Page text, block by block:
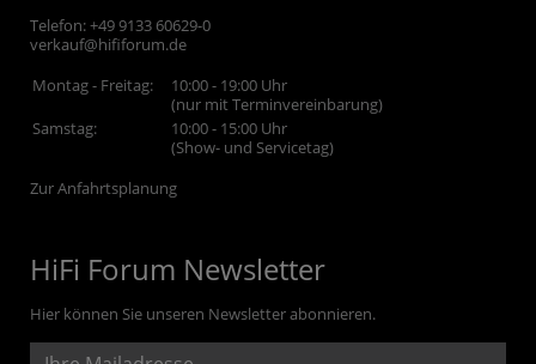
Telefon:+49 9133 60629-0
verkauf@hififorum.de
Montag - Freitag:
10:00 - 19:00 Uhr
(nur mit Terminvereinbarung)
Samstag:
10:00 - 15:00 Uhr
(Show- und Servicetag)
Zur Anfahrtsplanung
HiFi Forum Newsletter
Hier können Sie unseren Newsletter abonnieren.